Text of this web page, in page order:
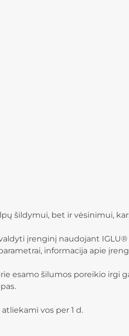
šildymui, bet ir vėsinimui,
įrenginį naudojant
informacija apie
esamo šilumos poreikio irgi
vos per 1 d.